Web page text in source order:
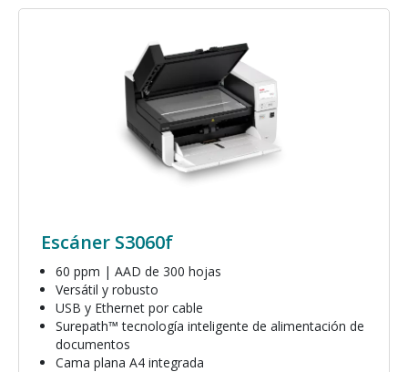
Imagen
Escáner S3060f
60 ppm | AAD de 300 hojas
Versátil y robusto
USB y Ethernet por cable
Surepath™ tecnología inteligente de alimentación de
documentos
Cama plana A4 integrada